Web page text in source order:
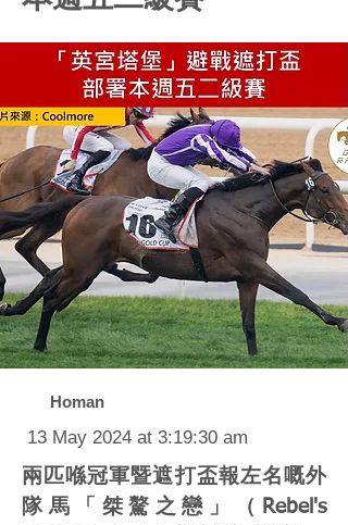
Homan
13 May 2024 at 3:19:30 am
兩匹喺冠軍暨遮打盃報左名嘅外
隊馬「桀驁之戀」（Rebel's